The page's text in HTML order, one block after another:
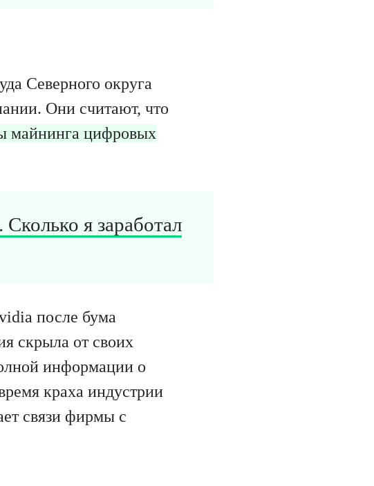
Северного округа
Они считают, что
майнинга цифровых
я заработал
после бума
скрыла от своих
информации о
краха индустрии
связи фирмы с